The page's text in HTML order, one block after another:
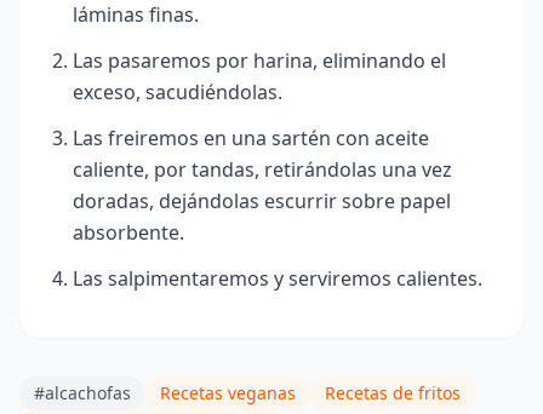
láminas finas.
Las pasaremos por harina, eliminando el
exceso, sacudiéndolas.
Las freiremos en una sartén con aceite
caliente, por tandas, retirándolas una vez
doradas, dejándolas escurrir sobre papel
absorbente.
Las salpimentaremos y serviremos calientes.
#alcachofas Recetas veganas
Recetas de fritos